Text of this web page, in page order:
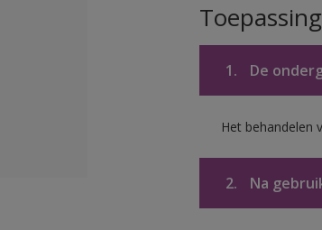
1. De
Het behandelen
2. Na